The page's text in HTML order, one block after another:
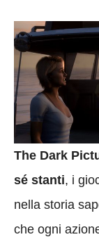
The Dark
sé stanti, i
nella storia
che ogni